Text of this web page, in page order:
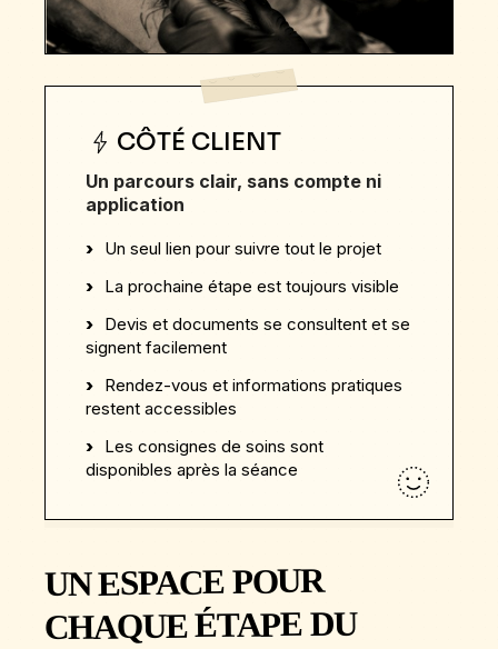
CÔTÉ CLIENT
Un parcours clair, sans compte ni
application
Un seul lien pour suivre tout le projet
La prochaine étape est toujours visible
Devis et documents se consultent et se
signent facilement
Rendez-vous et informations pratiques
restent accessibles
Les consignes de soins sont
disponibles après la séance
UN ESPACE POUR
CHAQUE ÉTAPE DU